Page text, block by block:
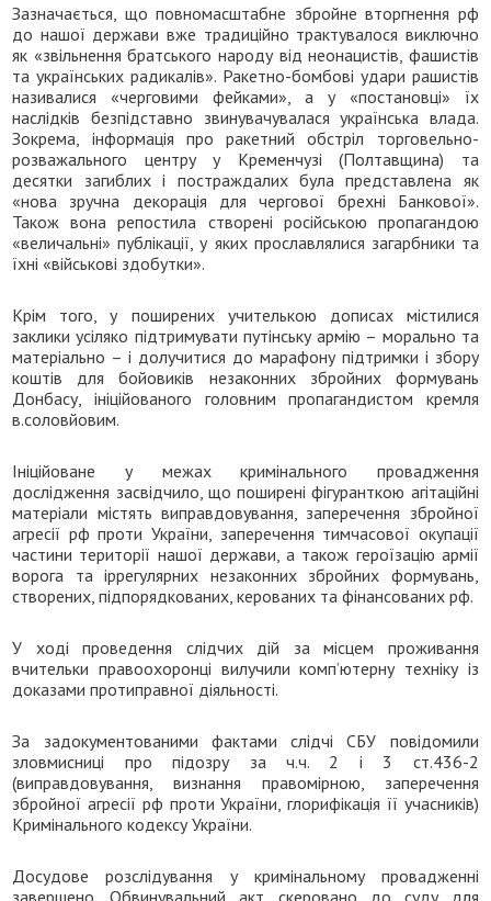
Зазначається, що повномасштабне збройне вторгнення рф
до нашої держави вже традиційно трактувалося виключно
як «звільнення братського народу від неонацистів, фашистів
та українських радикалів». Ракетно-бомбові удари рашистів
називалися «черговими фейками», а у «постановці» їх
наслідків безпідставно звинувачувалася українська влада.
Зокрема, інформація про ракетний обстріл торговельно-
розважального центру у Кременчузі (Полтавщина) та
десятки загиблих і постраждалих була представлена як
«нова зручна декорація для чергової брехні Банкової».
Також вона репостила створені російською пропагандою
«величальні» публікації, у яких прославлялися загарбники та
їхні «військові здобутки».
Крім того, у поширених учителькою дописах містилися
заклики усіляко підтримувати путінську армію – морально та
матеріально – і долучитися до марафону підтримки і збору
коштів для бойовиків незаконних збройних формувань
Донбасу, ініційованого головним пропагандистом кремля
в.соловйовим.
Ініційоване у межах кримінального провадження
дослідження засвідчило, що поширені фігуранткою агітаційні
матеріали містять виправдовування, заперечення збройної
агресії рф проти України, заперечення тимчасової окупації
частини території нашої держави, а також героїзацію армії
ворога та іррегулярних незаконних збройних формувань,
створених, підпорядкованих, керованих та фінансованих рф.
У ході проведення слідчих дій за місцем проживання
вчительки правоохоронці вилучили комп’ютерну техніку із
доказами протиправної діяльності.
За задокументованими фактами слідчі СБУ повідомили
зловмисниці про підозру за ч.ч. 2 і 3 ст.436-2
(виправдовування, визнання правомірною, заперечення
збройної агресії рф проти України, глорифікація її учасників)
Кримінального кодексу України.
Досудове розслідування у кримінальному провадженні
завершено. Обвинувальний акт скеровано до суду для